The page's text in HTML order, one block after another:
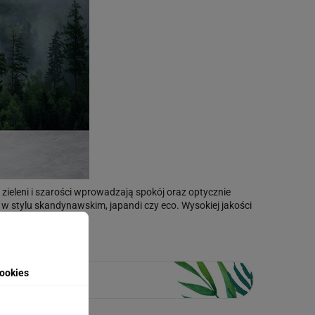
i szarości wprowadzają spokój oraz optycznie
stylu skandynawskim, japandi czy eco. Wysokiej jakości